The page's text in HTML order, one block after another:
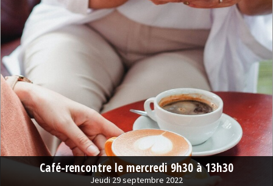
Café-rencontre le mercredi 9h30 à 13h30
Jeudi 29 septembre 2022